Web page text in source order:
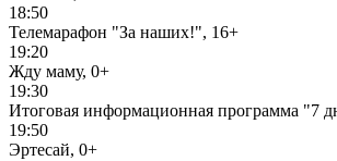
18:50
Телемарафон "За наших!", 16+
19:20
Жду маму, 0+
19:30
Итоговая информационная программа "7
19:50
Эртесай, 0+